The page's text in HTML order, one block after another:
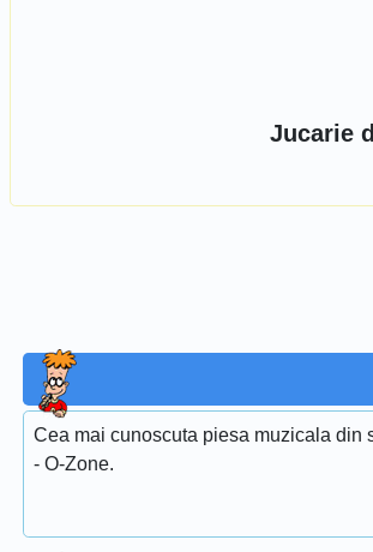
Jucarie
Cea mai cunoscuta piesa muzicala din
- O-Zone.